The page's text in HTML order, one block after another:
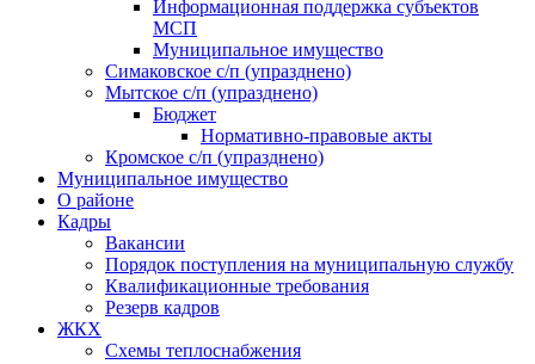
Информационная поддержка субъектов
МСП
Муниципальное имущество
Симаковское с/п (упразднено)
Мытское с/п (упразднено)
Бюджет
Нормативно-правовые акты
Кромское с/п (упразднено)
Муниципальное имущество
О районе
Кадры
Вакансии
Порядок поступления на муниципальную службу
Квалификационные требования
Резерв кадров
ЖКХ
Схемы теплоснабжения